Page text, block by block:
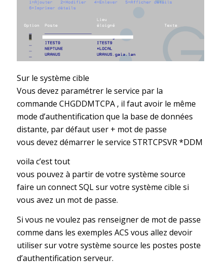
Sur le système cible
Vous devez paramétrer le service par la
commande CHGDDMTCPA , il faut avoir le même
mode d’authentification que la base de données
distante, par défaut user + mot de passe
vous devez démarrer le service STRTCPSVR *DDM
voila c’est tout
vous pouvez à partir de votre système source
faire un connect SQL sur votre système cible si
vous avez un mot de passe.
Si vous ne voulez pas renseigner de mot de passe
comme dans les exemples ACS vous allez devoir
utiliser sur votre système source les postes poste
d’authentification serveur.